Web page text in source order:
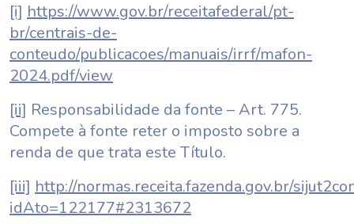
[i] https://www.gov.br/receitafederal/pt-
br/centrais-de-
conteudo/publicacoes/manuais/irrf/mafon-
2024.pdf/view
[ii] Responsabilidade da fonte – Art. 775.
Compete à fonte reter o imposto sobre a
renda de que trata este Título.
[iii] http://normas.receita.fazenda.gov.br/
idAto=122177#2313672